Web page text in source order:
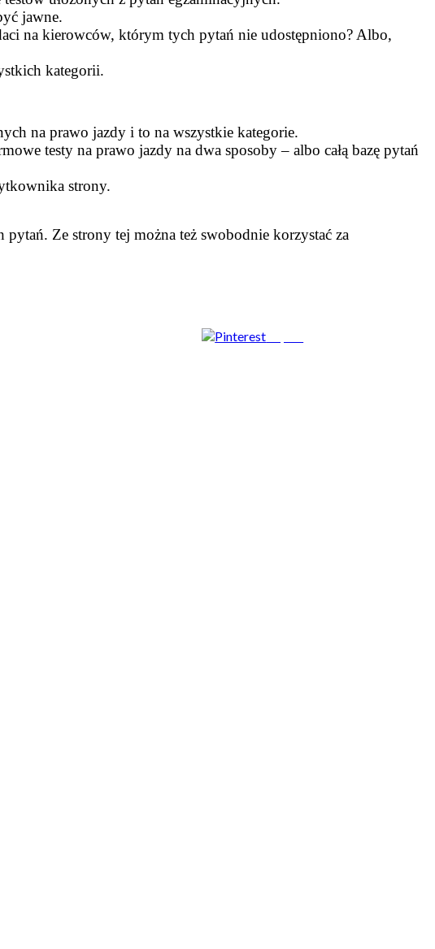
jawne.
na kierowców, którym tych pytań nie udostępniono? Albo,
kategorii.
na prawo jazdy i to na wszystkie kategorie.
testy na prawo jazdy na dwa sposoby – albo całą bazę pytań
strony.
Ze strony tej można też swobodnie korzystać za